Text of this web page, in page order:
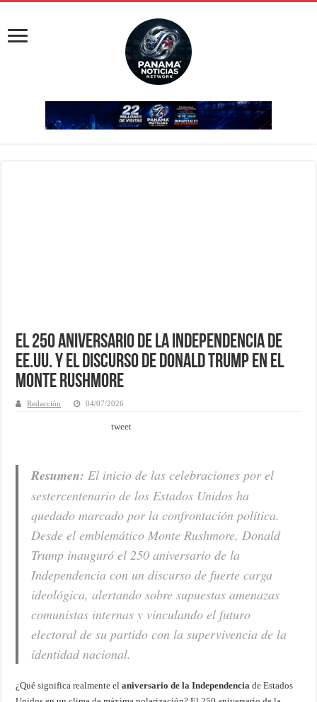
El 250 aniversario de la Independencia de
EE.UU. y el discurso de Donald Trump en el
Monte Rushmore
Redacción 04/07/2026
tweet
Resumen: El inicio de las celebraciones por el
sestercentenario de los Estados Unidos ha
quedado marcado por la confrontación política.
Desde el emblemático Monte Rushmore, Donald
Trump inauguró el 250 aniversario de la
Independencia con un discurso de fuerte carga
ideológica, alertando sobre supuestas amenazas
comunistas internas y vinculando el futuro
electoral de su partido con la supervivencia de la
identidad nacional.
¿Qué significa realmente elaniversario de la Independencia de Estados